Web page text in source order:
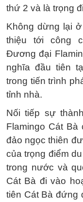
thứ 2 và là trọng
Không dừng lại
thiệu tới công
Đương đại
nghĩa đầu tiên
trong tiến trình
tỉnh nhà.
Nối tiếp sự
Flamingo Cát
đảo ngọc thiên
của trọng điểm
trong nước và
Cát Bà đi vào
tiên Cát Bà đứng